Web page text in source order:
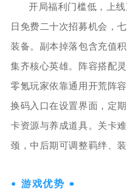
开局福利门槛低，上
日免费二十次招募机会，
装备。副本掉落包含充值
集齐核心英雄。阵容搭配
零氪玩家依靠通用开荒阵
换码入口在设置界面，定
卡资源与养成道具。关卡
颈，中后期可调整羁绊、
游戏优势